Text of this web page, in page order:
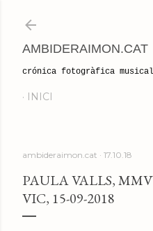
AMBIDERAIMON.CAT
crónica fotogràfica musical
INICI
ambideraimon.cat 17.10.18
PAULA VALLS,
VIC, 15-09-2018